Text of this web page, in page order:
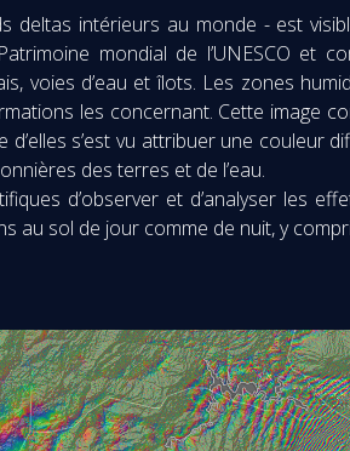
deltas intérieurs au monde - est
mondial de l’UNESCO et
voies d’eau et îlots. Les zones
les concernant. Cette image
s’est vu attribuer une couleur
des terres et de l’eau.
d’observer et d’analyser les
au sol de jour comme de nuit, y